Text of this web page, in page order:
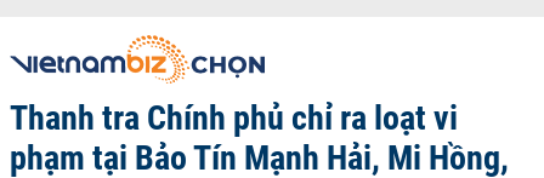
Thanh tra Chính phủ chỉ ra loạt vi
phạm tại Bảo Tín Mạnh Hải, Mi Hồng,